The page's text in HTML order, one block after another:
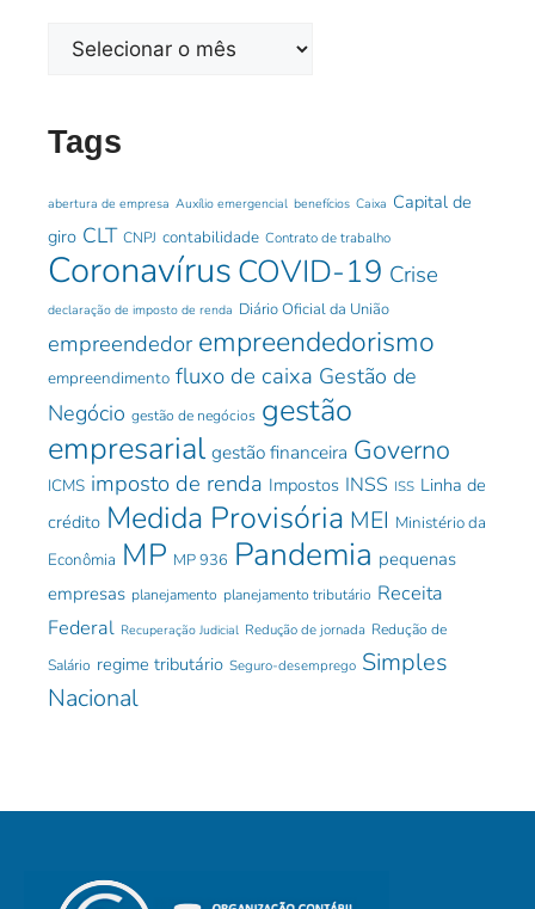
Tags
abertura de empresa Auxílio emergencial benefícios Caixa Capital de
giro CLT CNPJ contabilidade Contrato de trabalho
Coronavírus COVID-19 Crise
declaração de imposto de renda Diário Oficial da União
empreendedor empreendedorismo
empreendimento fluxo de caixa Gestão de
Negócio gestão de negócios gestão
empresarial gestão financeira Governo
ICMS imposto de renda Impostos INSS ISS Linha de
crédito Medida Provisória MEI Ministério da
Econômia MP MP 936 Pandemia pequenas
empresas planejamento planejamento tributário Receita
Federal Recuperação Judicial Redução de jornada Redução de
Salário regime tributário Seguro-desemprego Simples
Nacional